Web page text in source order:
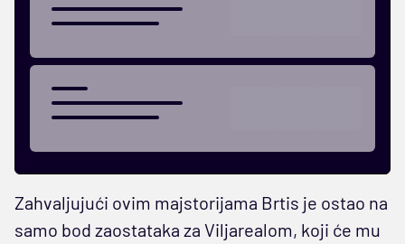
Zahvaljujući ovim majstorijama Brtis je ostao na
samo bod zaostataka za Viljarealom, koji će mu